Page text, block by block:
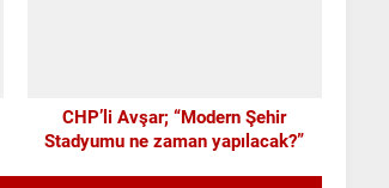
CHP’li Avşar; “Modern Şehir
Stadyumu ne zaman yapılacak?”